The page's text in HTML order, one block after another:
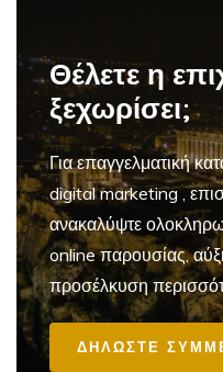
Θέλετε η
ξεχωρίσει;
Για επαγγελματική
digital marketing,
ανακαλύψτε
online παρουσίας,
προσέλκυση
ΔΗΛΩΣΤΕ